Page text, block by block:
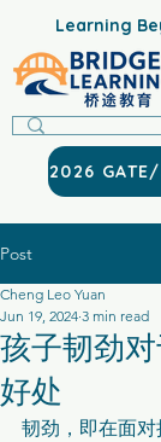
Learning
2026
Post
孩子韧劲
好处
Cheng Leo Yuan
Jun 19, 2024 3 min read
韧劲，即在面